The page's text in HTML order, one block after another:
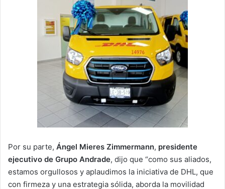
Por su parte, Ángel Mieres Zimmermann, presidente
ejecutivo de Grupo Andrade, dijo que “como sus aliados,
estamos orgullosos y aplaudimos la iniciativa de DHL, que
con firmeza y una estrategia sólida, aborda la movilidad